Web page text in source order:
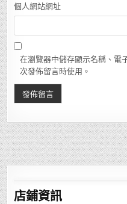
個人網站網址
在瀏覽器中儲存顯示名稱、電
次發佈留言時使用。
店鋪資訊